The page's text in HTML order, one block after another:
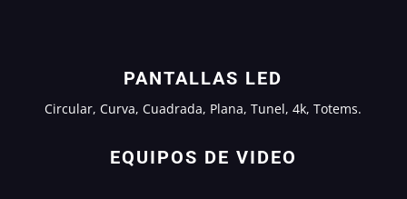
PANTALLAS LED
Circular, Curva, Cuadrada, Plana, Tunel, 4k, Totems.
EQUIPOS DE VIDEO